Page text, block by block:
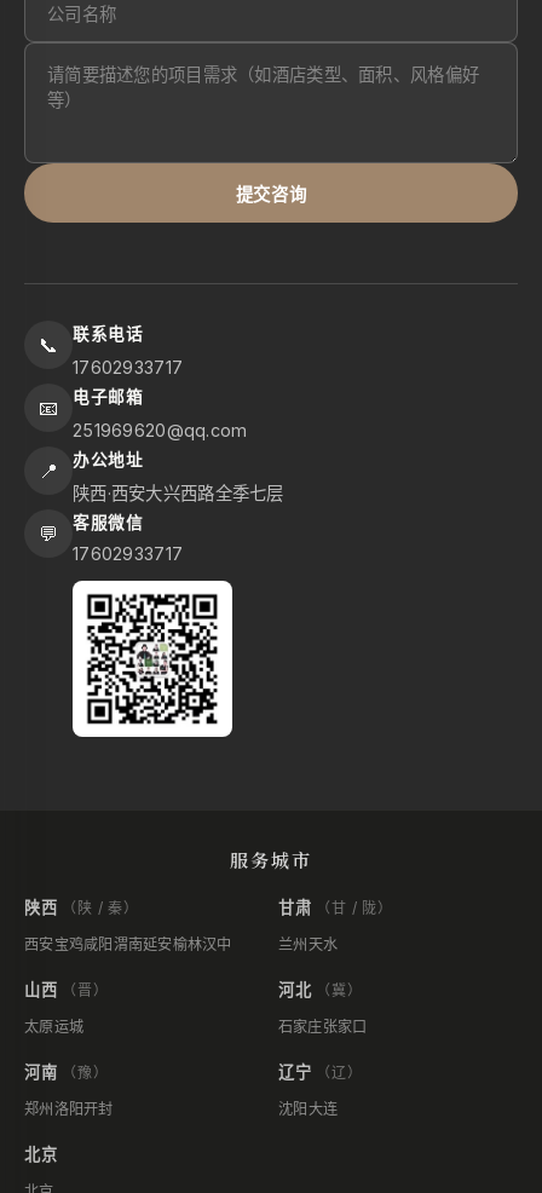
提交咨询
📞 联系电话
17602933717
📧 电子邮箱
251969620@qq.com
📍 办公地址
陕西·西安大兴西路全季七层
💬 客服微信
17602933717
服务城市
陕西
（陕 / 秦）
西安宝鸡咸阳 渭南延安榆林汉中
甘肃
（甘 / 陇）
兰州 天水
山西
（晋）
太原运城
河北
（冀）
石家庄张家口
河南
（豫）
郑州 洛阳开封
辽宁
（辽）
沈阳 大连
北京